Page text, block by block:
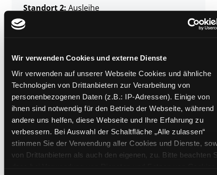
Wir verwenden Cookies und externe Dienste
Wir verwenden auf unserer Webseite Cookies und ähnliche
Technologien von Drittanbietern zur Verarbeitung von
personenbezogenen Daten (z.B.: IP-Adressen). Einige von
ihnen sind notwendig für den Betrieb der Webseite, während
andere uns helfen, diese Webseite und Ihre Erfahrung zu
verbessern. Bei Auswahl der Schaltfläche „Alle zulassen“
stimmen Sie der Verwendung aller Cookies und Dienste,
von Drittanbietern als auch den eigenen, zu. Bitte beachten
Standort 2: Ausleihe
Status:
Frist: 19.08.2026
Barcode:2606SB01216
Standort 3:
Zweigstelle:
West - Eggenberg
Signatur:JP.P AHA